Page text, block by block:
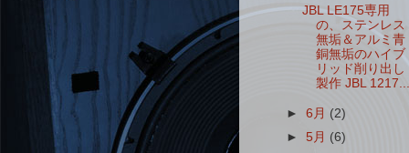
JBL LE175専用
の、ステンレス
無垢＆アルミ青
銅無垢のハイブ
リッド削り出し
製作 JBL 1217...
►6月 (2)
► 5月 (6)